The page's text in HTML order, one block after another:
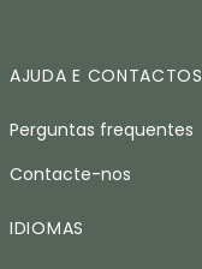
AJUDA E CONTACTOS
Perguntas frequentes
Contacte-nos
IDIOMAS